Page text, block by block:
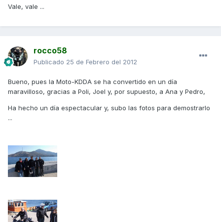
Vale, vale ...
rocco58
Publicado 25 de Febrero del 2012
Bueno, pues la Moto-KDDA se ha convertido en un día
maravilloso, gracias a Poli, Joel y, por supuesto, a Ana y Pedro,
Ha hecho un día espectacular y, subo las fotos para demostrarlo
...